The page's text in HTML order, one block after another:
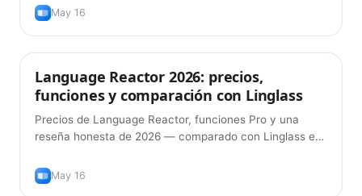
forma de estudiar.
May 16
Consejos
Language Reactor 2026: precios,
funciones y comparación con Linglass
Precios de Language Reactor, funciones Pro y una
reseña honesta de 2026 — comparado con Linglass en
tarjetas.
May 16